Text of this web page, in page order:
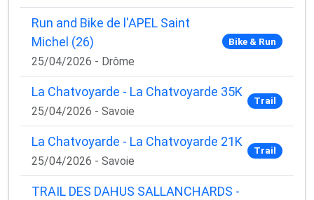
Run and Bike de l'APEL Saint
Michel (26)
25/04/2026 - Drôme
Bike & Run
La Chatvoyarde - La Chatvoyarde 35K
25/04/2026 - Savoie
Trail
La Chatvoyarde - La Chatvoyarde 21K
25/04/2026 - Savoie
Trail
TRAIL DES DAHUS SALLANCHARDS -